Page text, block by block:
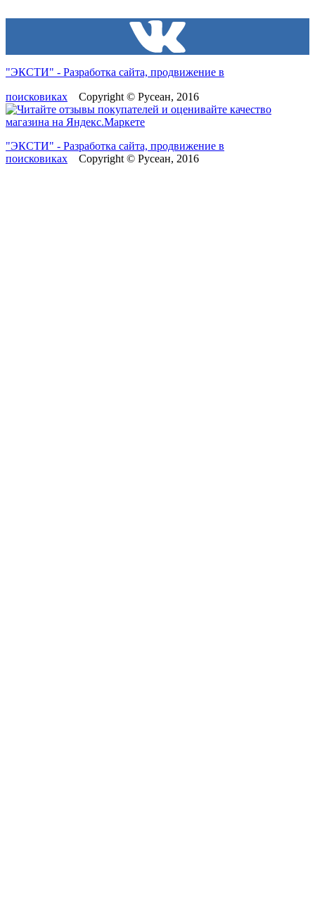
"ЭКСТИ" - Разработка сайта, продвижение в
поисковиках Copyright © Русеан, 2016
"ЭКСТИ" - Разработка сайта, продвижение в
поисковиках Copyright © Русеан, 2016